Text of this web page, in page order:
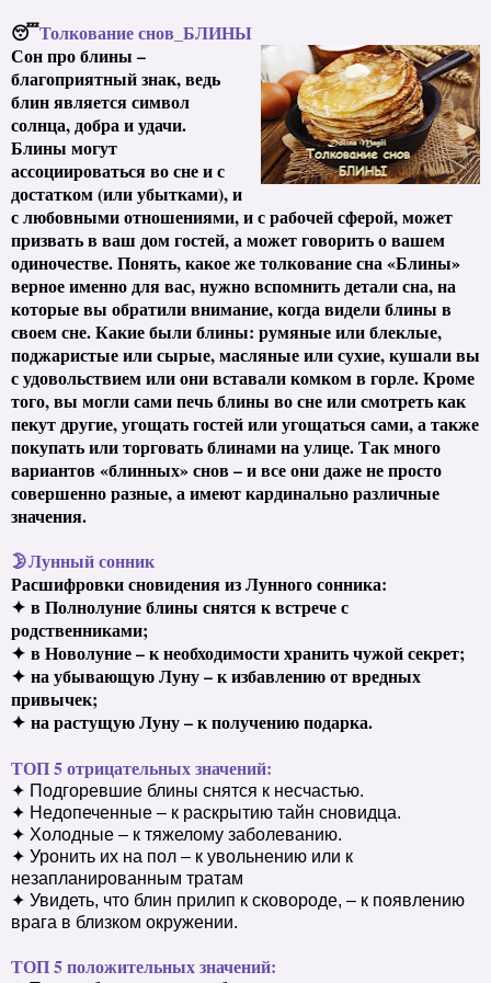
😴Толкование снов_БЛИНЫ
Сон про блины –
благоприятный знак, ведь
блин является символ
солнца, добра и удачи.
Блины могут
ассоциироваться во сне и с
достатком (или убытками), и
с любовными отношениями, и с рабочей сферой, может
призвать в ваш дом гостей, а может говорить о вашем
одиночестве. Понять, какое же толкование сна «Блины»
верное именно для вас, нужно вспомнить детали сна, на
которые вы обратили внимание, когда видели блины в
своем сне. Какие были блины: румяные или блеклые,
поджаристые или сырые, масляные или сухие, кушали вы
с удовольствием или они вставали комком в горле. Кроме
того, вы могли сами печь блины во сне или смотреть как
пекут другие, угощать гостей или угощаться сами, а также
покупать или торговать блинами на улице. Так много
вариантов «блинных» снов – и все они даже не просто
совершенно разные, а имеют кардинально различные
значения.
🌛Лунный сонник
Расшифровки сновидения из Лунного сонника:
✦ в Полнолуние блины снятся к встрече с
родственниками;
✦ в Новолуние – к необходимости хранить чужой секрет;
✦ на убывающую Луну – к избавлению от вредных
привычек;
✦ на растущую Луну – к получению подарка.
ТОП 5 отрицательных значений:
✦ Подгоревшие блины снятся к несчастью.
✦ Недопеченные – к раскрытию тайн сновидца.
✦ Холодные – к тяжелому заболеванию.
✦ Уронить их на пол – к увольнению или к
незапланированным тратам
✦ Увидеть, что блин прилип к сковороде, – к появлению
врага в близком окружении.
ТОП 5 положительных значений: